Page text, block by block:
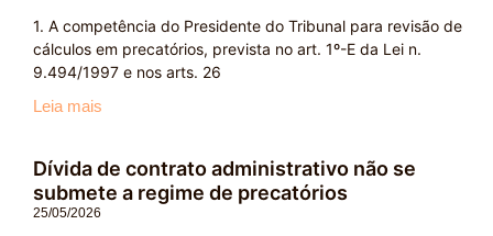
1. A competência do Presidente do Tribunal para revisão de
cálculos em precatórios, prevista no art. 1º-E da Lei n.
9.494/1997 e nos arts. 26
Leia mais
Dívida de contrato administrativo não se
submete a regime de precatórios
25/05/2026